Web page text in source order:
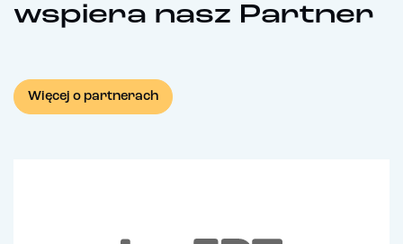
wspiera nasz Partner
Więcej o partnerach